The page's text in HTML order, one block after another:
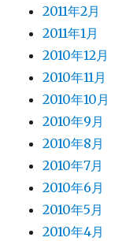
2011年2月
2011年1月
2010年12月
2010年11月
2010年10月
2010年9月
2010年8月
2010年7月
2010年6月
2010年5月
2010年4月